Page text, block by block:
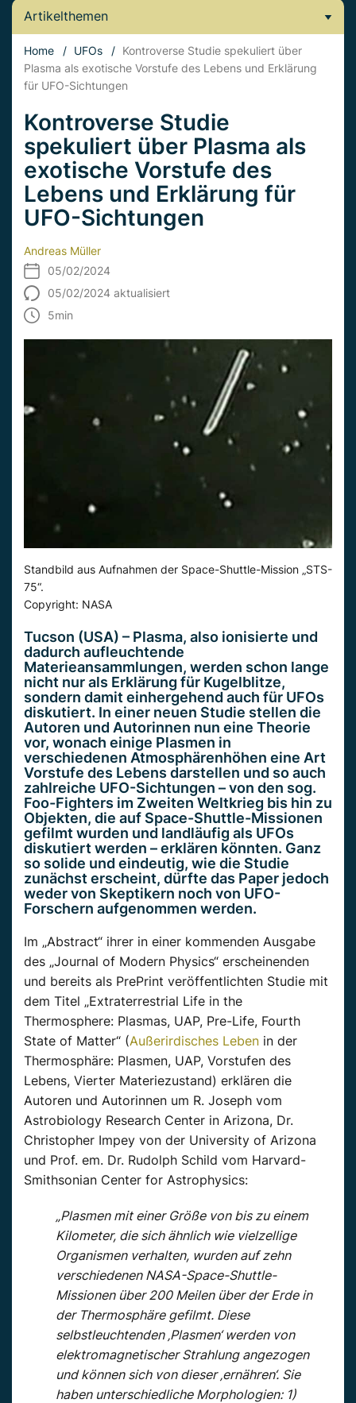
Artikelthemen
Home / UFOs / Kontroverse Studie spekuliert über
Plasma als exotische Vorstufe des Lebens und Erklärung
für UFO-Sichtungen
Kontroverse Studie
spekuliert über Plasma als
exotische Vorstufe des
Lebens und Erklärung für
UFO-Sichtungen
Andreas Müller
05/02/2024
05/02/2024 aktualisiert
5min
Standbild aus Aufnahmen der Space-Shuttle-Mission „STS-
75“.
Copyright: NASA
Tucson (USA) – Plasma, also ionisierte und
dadurch aufleuchtende
Materieansammlungen, werden schon lange
nicht nur als Erklärung für Kugelblitze,
sondern damit einhergehend auch für UFOs
diskutiert. In einer neuen Studie stellen die
Autoren und Autorinnen nun eine Theorie
vor, wonach einige Plasmen in
verschiedenen Atmosphärenhöhen eine Art
Vorstufe des Lebens darstellen und so auch
zahlreiche UFO-Sichtungen – von den sog.
Foo-Fighters im Zweiten Weltkrieg bis hin zu
Objekten, die auf Space-Shuttle-Missionen
gefilmt wurden und landläufig als UFOs
diskutiert werden – erklären könnten. Ganz
so solide und eindeutig, wie die Studie
zunächst erscheint, dürfte das Paper jedoch
weder von Skeptikern noch von UFO-
Forschern aufgenommen werden.
Im „Abstract“ ihrer in einer kommenden Ausgabe
des „Journal of Modern Physics“ erscheinenden
und bereits als PrePrint veröffentlichten Studie mit
dem Titel „Extraterrestrial Life in the
Thermosphere: Plasmas, UAP, Pre-Life, Fourth
State of Matter“ (Außerirdisches Leben in der
Thermosphäre: Plasmen, UAP, Vorstufen des
Lebens, Vierter Materiezustand) erklären die
Autoren und Autorinnen um R. Joseph vom
Astrobiology Research Center in Arizona, Dr.
Christopher Impey von der University of Arizona
und Prof. em. Dr. Rudolph Schild vom Harvard-
Smithsonian Center for Astrophysics:
„Plasmen mit einer Größe von bis zu einem
Kilometer, die sich ähnlich wie vielzellige
Organismen verhalten, wurden auf zehn
verschiedenen NASA-Space-Shuttle-
Missionen über 200 Meilen über der Erde in
der Thermosphäre gefilmt. Diese
selbstleuchtenden ‚Plasmen‘ werden von
elektromagnetischer Strahlung angezogen
und können sich von dieser ‚ernähren‘. Sie
haben unterschiedliche Morphologien: 1)